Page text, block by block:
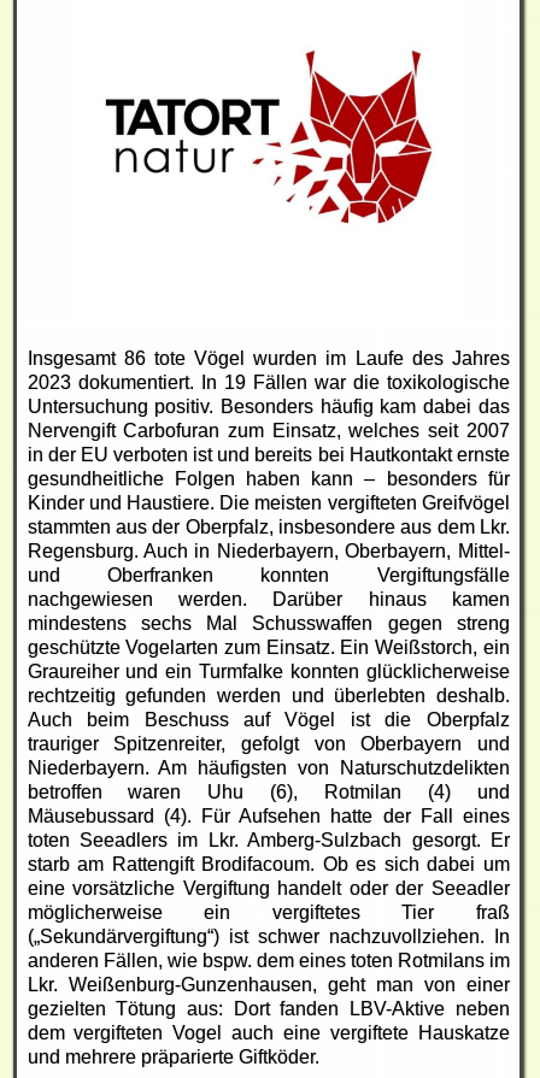
Insgesamt 86 tote Vögel wurden im Laufe des Jahres
2023 dokumentiert. In 19 Fällen war die toxikologische
Untersuchung positiv. Besonders häufig kam dabei das
Nervengift Carbofuran zum Einsatz, welches seit 2007
in der EU verboten ist und bereits bei Hautkontakt ernste
gesundheitliche Folgen haben kann – besonders für
Kinder und Haustiere. Die meisten vergifteten Greifvögel
stammten aus der Oberpfalz, insbesondere aus dem Lkr.
Regensburg. Auch in Niederbayern, Oberbayern, Mittel-
und Oberfranken konnten Vergiftungsfälle
nachgewiesen werden. Darüber hinaus kamen
mindestens sechs Mal Schusswaffen gegen streng
geschützte Vogelarten zum Einsatz. Ein Weißstorch, ein
Graureiher und ein Turmfalke konnten glücklicherweise
rechtzeitig gefunden werden und überlebten deshalb.
Auch beim Beschuss auf Vögel ist die Oberpfalz
trauriger Spitzenreiter, gefolgt von Oberbayern und
Niederbayern. Am häufigsten von Naturschutzdelikten
betroffen waren Uhu (6), Rotmilan (4) und
Mäusebussard (4). Für Aufsehen hatte der Fall eines
toten Seeadlers im Lkr. Amberg-Sulzbach gesorgt. Er
starb am Rattengift Brodifacoum. Ob es sich dabei um
eine vorsätzliche Vergiftung handelt oder der Seeadler
möglicherweise ein vergiftetes Tier fraß
(„Sekundärvergiftung“) ist schwer nachzuvollziehen. In
anderen Fällen, wie bspw. dem eines toten Rotmilans im
Lkr. Weißenburg-Gunzenhausen, geht man von einer
gezielten Tötung aus: Dort fanden LBV-Aktive neben
dem vergifteten Vogel auch eine vergiftete Hauskatze
und mehrere präparierte Giftköder.